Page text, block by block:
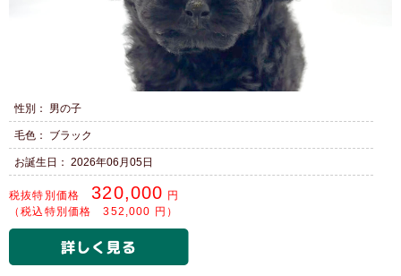
性別： 男の子
毛色： ブラック
お誕生日： 2026年06月05日
税抜特別価格320,000 円
（税込特別価格 352,000 円）